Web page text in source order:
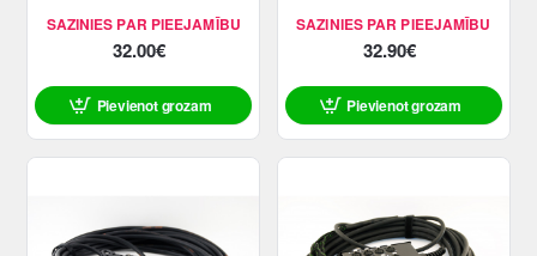
SAZINIES PAR PIEEJAMĪBU
32.00€
Pievienot grozam
SAZINIES PAR PIEEJAMĪBU
32.90€
Pievienot grozam